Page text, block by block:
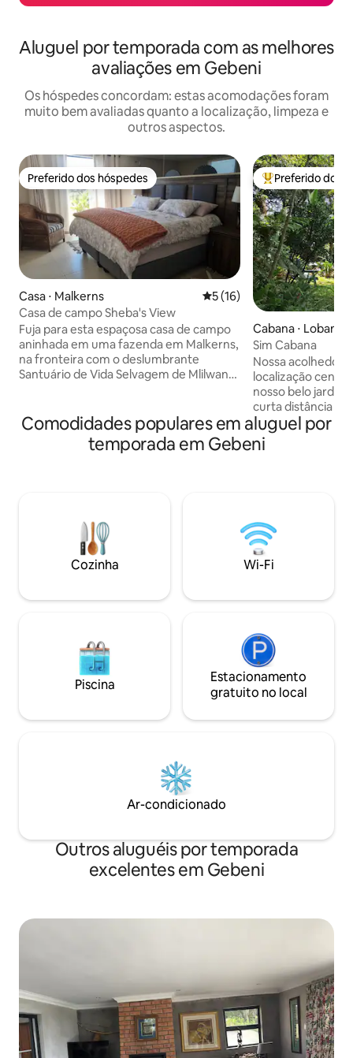
Aluguel por temporada com as melhores
avaliações em Gebeni
Os hóspedes concordam: estas acomodações foram
muito bem avaliadas quanto a localização, limpeza e
outros aspectos.
Preferido dos hóspedes
Preferido dos hóspedes
Casa ⋅ Malkerns 5 de uma avaliação média
5 (16)
Casa de campo Sheba's View
Fuja para esta espaçosa casa de campo
aninhada em uma fazenda em Malkerns,
na fronteira com o deslumbrante
Santuário de Vida Selvagem de Mlilwane.
selvagens ao longo da cerca. Desfrute
de café na varanda com vista para uma
pequena barragem e observe impalas
cozinha bem equipada e belas vistas de
todas as janelas. Bem localizado para os
festivais Bushfire e Luju.
Entre os
Preferido dos
Cabana ⋅
Sim Cabana
Nossa
localização
nosso belo jardim
curta distância
restaurantes,
para
galeria de arte e
amigáveis e cães
além de pássaros
podem trazer
fazer uma
Comodidades populares em aluguel por
temporada em Gebeni
Cozinha Wi-Fi
Piscina
Estacionamento
gratuito no local
Ar-condicionado
Outros aluguéis por temporada
excelentes em Gebeni